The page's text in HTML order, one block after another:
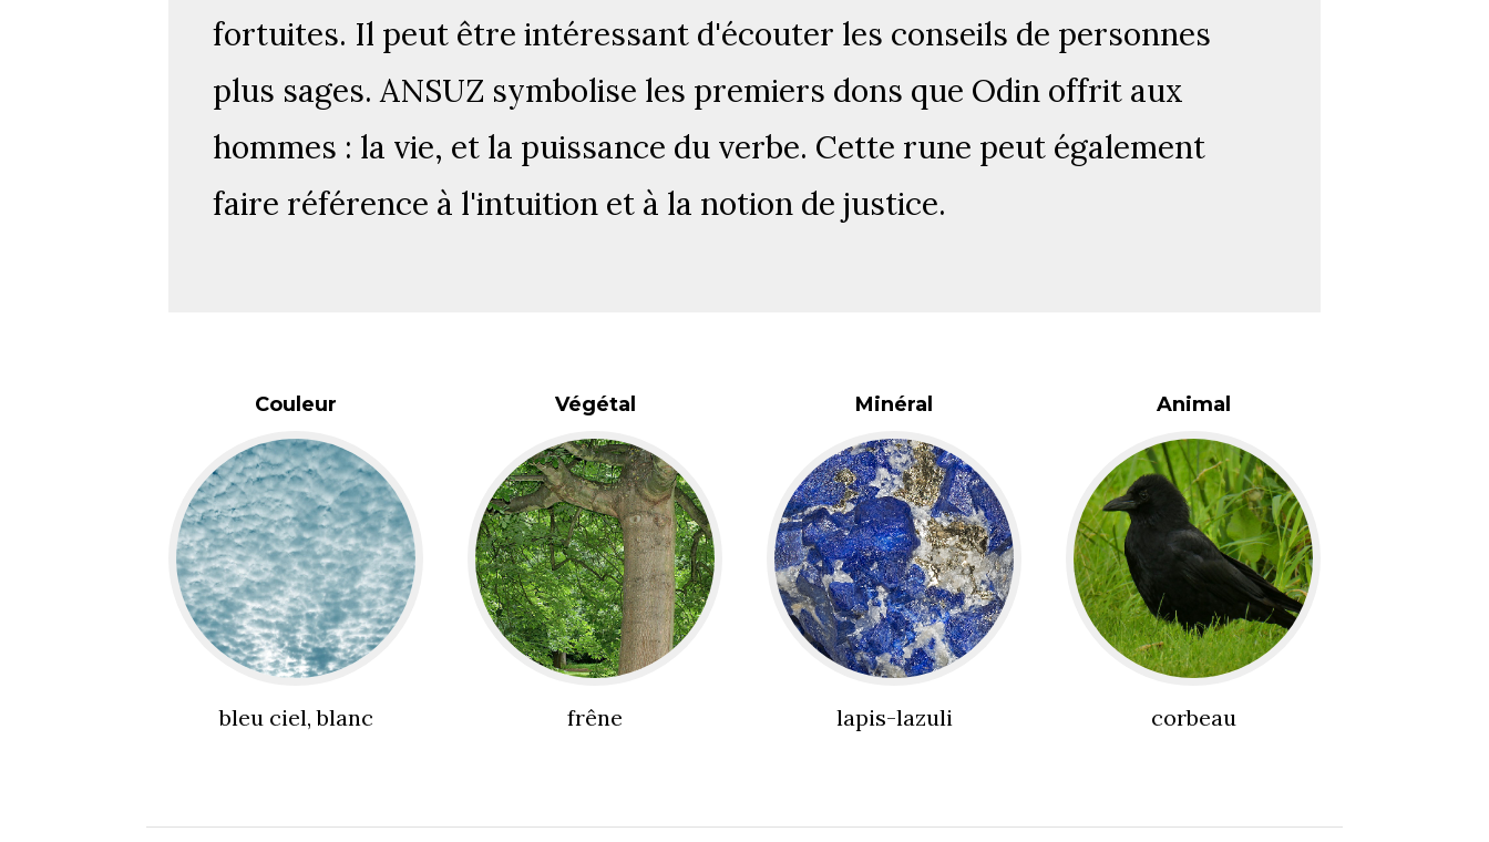
fortuites. Il peut être intéressant d'écouter les conseils de personnes
plus sages. ANSUZ symbolise les premiers dons que Odin offrit aux
hommes : la vie, et la puissance du verbe. Cette rune peut également
faire référence à l'intuition et à la notion de justice.
Couleur
bleu ciel, blanc
Végétal
frêne
Minéral
lapis-lazuli
Animal
corbeau